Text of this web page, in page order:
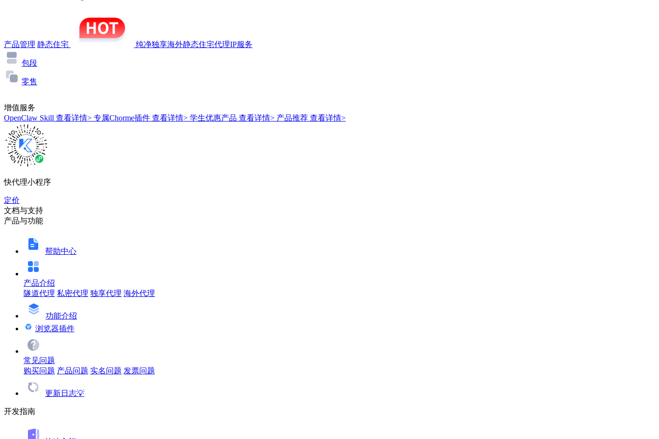
产品管理 静态住宅 纯净独享海外静态住宅代理IP服务
包段
零售
增值服务
OpenClaw Skill 查看详情> 专属Chorme插件 查看详情> 学生优惠产品 查看详情> 产品推荐 查看详情>
快代理小程序
定价
文档与支持
产品与功能
帮助中心
产品介绍
隧道代理 私密代理 独享代理 海外代理
功能介绍
浏览器插件
常见问题
购买问题 产品问题 实名问题 发票问题
更新日志💡
开发指南